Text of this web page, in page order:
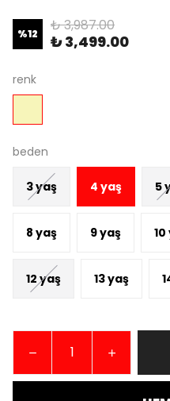
%12 ₺ 3,987.00
₺ 3,499.00
renk
beden
3 yaş 4 yaş 5
8 yaş 9 yaş
12 yaş 13 yaş